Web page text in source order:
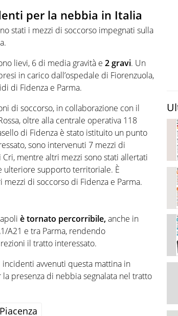
per la nebbia in Italia
stati i mezzi di soccorso impegnati sulla
lievi, 6 di media gravità e 2 gravi. Un
in carico dall’ospedale di Fiorenzuola,
di Fidenza e Parma.
di soccorso, in collaborazione con il
oltre alla centrale operativa 118
di Fidenza è stato istituito un punto
sono intervenuti 7 mezzi di
mentre altri mezzi sono stati allertati
ulteriore supporto territoriale. È
di soccorso di Fidenza e Parma.
è tornato percorribile,anche in
A21 e tra Parma, rendendo
il tratto interessato.
avvenuti questa mattina in
presenza di nebbia segnalata nel tratto
Piacenza